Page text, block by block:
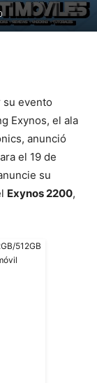
su evento
Exynos, el ala
anunció
el 19 de
su
Exynos 2200,